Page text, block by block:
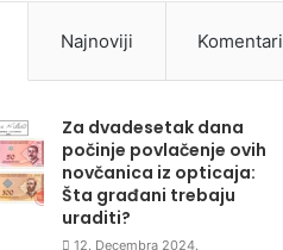
Najnoviji Komentari
Za dvadesetak dana
počinje povlačenje ovih
novčanica iz opticaja:
Šta građani trebaju
uraditi?
12. Decembra 2024.